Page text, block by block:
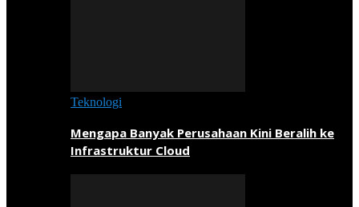
Teknologi
Mengapa Banyak Perusahaan Kini Beralih ke
Infrastruktur Cloud